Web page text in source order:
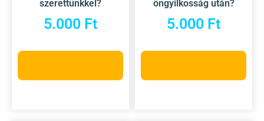
szerettünkkel?
5.000 Ft
öngyilkosság után?
5.000 Ft